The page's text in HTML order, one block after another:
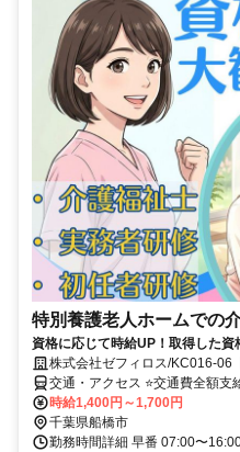
特別養護老人ホームでの
資格に応じて時給UP！取得した資
株式会社ゼフィロス/KC016-06
交通・アクセス ⭐交通費全額支
料駐車場あり） ⭐お給料即払い
時給1,400円～1,700円
千葉県船橋市
勤務時間詳細 早番 07:00〜